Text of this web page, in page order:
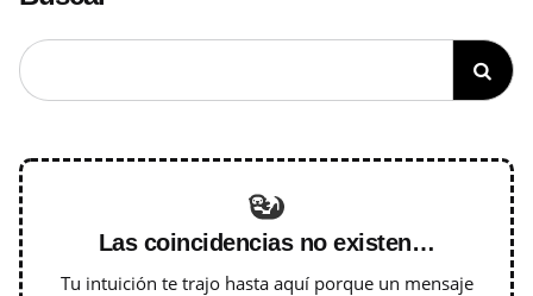
Las coincidencias no existen…
Tu intuición te trajo hasta aquí porque un mensaje